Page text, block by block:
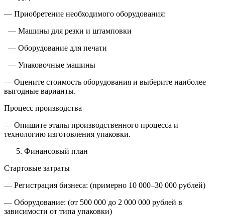
— Приобретение необходимого оборудования:
— Машины для резки и штамповки
— Оборудование для печати
— Упаковочные машины
— Оцените стоимость оборудования и выберите наиболее
выгодные варианты.
Процесс производства
— Опишите этапы производственного процесса и
технологию изготовления упаковки.
Финансовый план
Стартовые затраты
— Регистрация бизнеса: (примерно 10 000–30 000 рублей)
— Оборудование: (от 500 000 до 2 000 000 рублей в
зависимости от типа упаковки)